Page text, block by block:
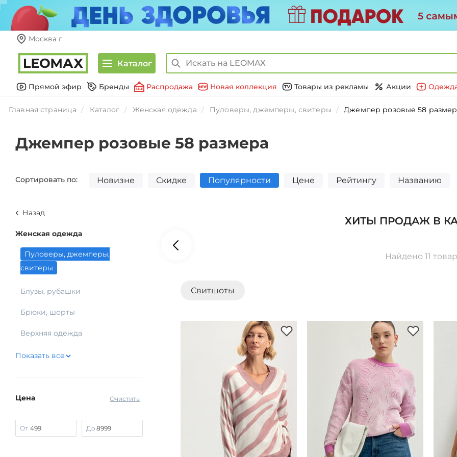
Москва г
Каталог
Прямой эфир Бренды Распродажа Новая коллекция Товары из рекламы Акции
Главная страница Каталог Женская одежда Пуловеры, джемперы, свитеры Джемпер розовые 58
Джемпер розовые 58 размера
Сортировать по: Новизне Скидке Популярности Цене Рейтингу Названию
Назад
Женская одежда
Пуловеры, джемперы,
свитеры
Блузы, рубашки
Брюки, шорты
Верхняя одежда
Показать все
Очистить
Цена
От До
ХИТЫ ПРОДАЖ В
Найдено 11
Свитшоты